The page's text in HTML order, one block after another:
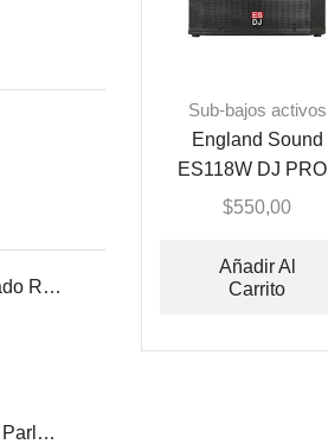
Sub-bajos activos
England Sound
ES118W DJ PRO |
Sub Bajo Activo
$550,00
Añadir Al
Carrito
Parlante Amplificado Recargable BT | Italy Audio ITL-PRO11
BOSE S1 PRO+ | Parlante Profesional PA Inalámbrico